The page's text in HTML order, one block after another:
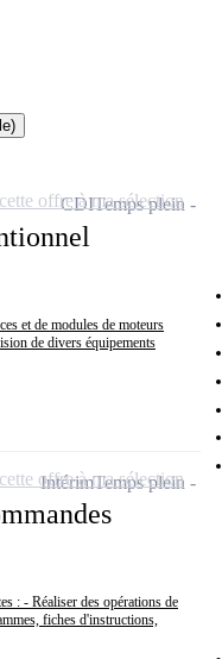
et de modules de moteurs
de divers équipements
CDITemps plein
offre à ma sélection
: - Réaliser des opérations de
fiches d'instructions,
IntérimTemps plein
offre à ma sélection